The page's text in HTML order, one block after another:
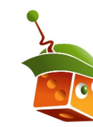
content